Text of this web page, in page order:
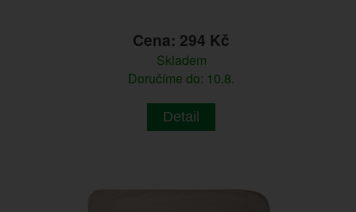
Cena: 294 Kč
Skladem
Doručíme do: 10.8.
Detail